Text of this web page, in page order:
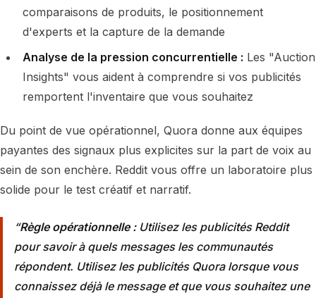
comparaisons de produits, le positionnement
d'experts et la capture de la demande
Analyse de la pression concurrentielle : Les "Auction
Insights" vous aident à comprendre si vos publicités
remportent l'inventaire que vous souhaitez
Du point de vue opérationnel, Quora donne aux équipes
payantes des signaux plus explicites sur la part de voix au
sein de son enchère. Reddit vous offre un laboratoire plus
solide pour le test créatif et narratif.
Règle opérationnelle :Utilisez les publicités Reddit
pour savoir à quels messages les communautés
répondent. Utilisez les publicités Quora lorsque vous
connaissez déjà le message et que vous souhaitez une